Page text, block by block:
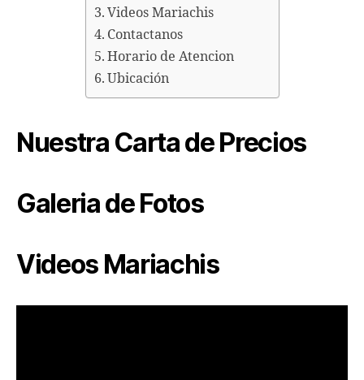
Videos Mariachis
Contactanos
Horario de Atencion
Ubicación
Nuestra Carta de Precios
Galeria de Fotos
Videos Mariachis